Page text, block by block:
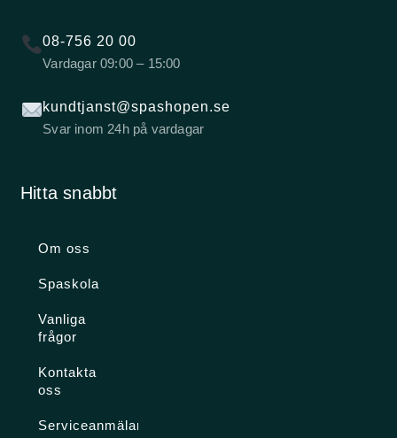
08-756 20 00
Vardagar 09:00 – 15:00
kundtjanst@spashopen.se
Svar inom 24h på vardagar
Hitta snabbt
Om oss
Spaskola
Vanliga
frågor
Kontakta
oss
Serviceanmälan